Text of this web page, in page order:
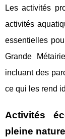
Les activités
activités
essentielles
Grande
incluant des
ce qui les rend
Activités
pleine nature